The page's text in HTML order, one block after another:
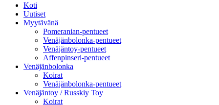
Koti
Uutiset
Myytävänä
Pomeranian-pentueet
Venäjänbolonka-pentueet
Venäjäntoy-pentueet
Affenpinseri-pentueet
Venäjänbolonka
Koirat
Venäjänbolonka-pentueet
Venäjäntoy / Russkiy Toy
Koirat